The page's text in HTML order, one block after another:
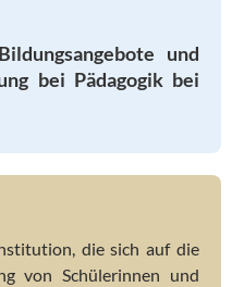
und
bei Pädagogik bei
die sich auf die
von Schülerinnen und